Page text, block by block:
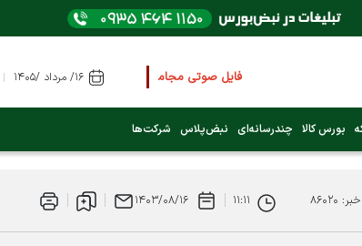
فایل صوتی مجامع و کنفرانس هارا از اینجا گوش کنید
عرضه اولیه بعدی کدام نماد است؟ (کلیک کنید) بورس کالا چندرسانه‌ای نبض‌پلاس شرکت‌ها
۸۶۰۲۰ ۱۱:۱۱ ۱۴۰۳/۰۸/۱۶